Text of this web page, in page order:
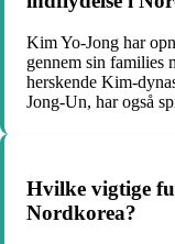
Kim Yo-Jong har
gennem sin families
herskende Kim-
Jong-Un, har også
Hvilke vigtige
Nordkorea?